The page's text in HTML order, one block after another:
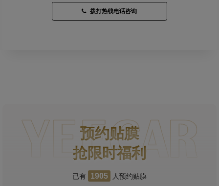
拨打热线电话咨询
预约贴膜
抢限时福利
已有 1905 人预约贴膜